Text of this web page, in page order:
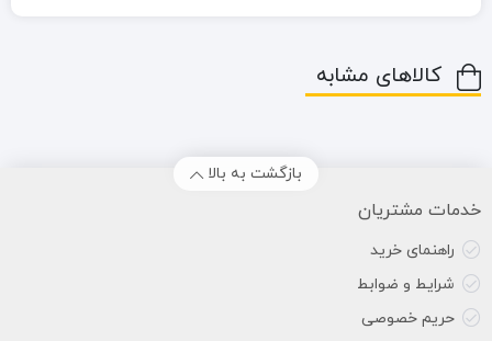
کالاهای مشابه
بازگشت به بالا
خدمات مشتریان
راهنمای خرید
شرایط و ضوابط
حریم خصوصی